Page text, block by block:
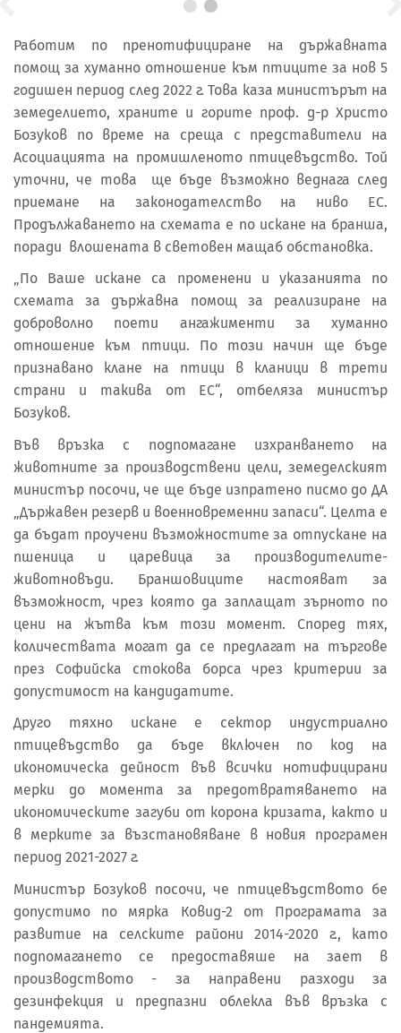
Работим по пренотифициране на държавната
помощ за хуманно отношение към птиците за нов 5
годишен период след 2022 г. Това каза министърът на
земеделието, храните и горите проф. д-р Христо
Бозуков по време на среща с представители на
Асоциацията на промишленото птицевъдство. Той
уточни, че това ще бъде възможно веднага след
приемане на законодателство на ниво ЕС.
Продължаването на схемата е по искане на бранша,
поради влошената в световен мащаб обстановка.
„По Ваше искане са променени и указанията по
схемата за държавна помощ за реализиране на
доброволно поети ангажименти за хуманно
отношение към птици. По този начин ще бъде
признавано клане на птици в кланици в трети
страни и такива от ЕС“, отбеляза министър
Бозуков.
Във връзка с подпомагане изхранването на
животните за производствени цели, земеделският
министър посочи, че ще бъде изпратено писмо до ДА
„Държавен резерв и военновременни запаси“. Целта е
да бъдат проучени възможностите за отпускане на
пшеница и царевица за производителите-
животновъди. Браншовиците настояват за
възможност, чрез която да заплащат зърното по
цени на жътва към този момент. Според тях,
количествата могат да се предлагат на търгове
през Софийска стокова борса чрез критерии за
допустимост на кандидатите.
Друго тяхно искане е сектор индустриално
птицевъдство да бъде включен по код на
икономическа дейност във всички нотифицирани
мерки до момента за предотвратяването на
икономическите загуби от корона кризата, както и
в мерките за възстановяване в новия програмен
период 2021-2027 г.
Министър Бозуков посочи, че птицевъдството бе
допустимо по мярка Ковид-2 от Програмата за
развитие на селските райони 2014-2020 г., като
подпомагането се предоставяше на зает в
производството - за направени разходи за
дезинфекция и предпазни облекла във връзка с
пандемията.